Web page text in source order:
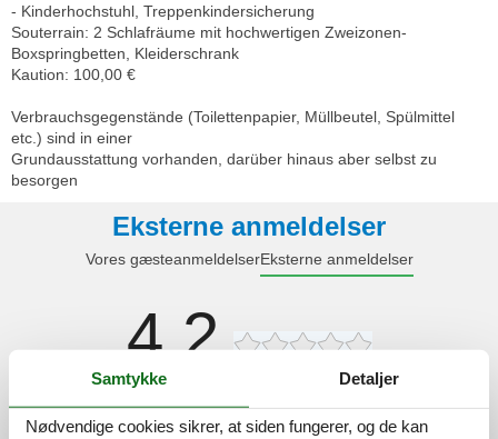
- Kinderhochstuhl, Treppenkindersicherung
Souterrain: 2 Schlafräume mit hochwertigen Zweizonen-
Boxspringbetten, Kleiderschrank
Kaution: 100,00 €
Verbrauchsgegenstände (Toilettenpapier, Müllbeutel, Spülmittel
etc.) sind in einer
Grundausstattung vorhanden, darüber hinaus aber selbst zu
besorgen
Eksterne anmeldelser
Vores gæsteanmeldelserEksterne anmeldelser
4,2
Faciliteter:
Morgenmad:
Samtykke Detaljer
Nødvendige cookies sikrer, at siden fungerer, og de kan